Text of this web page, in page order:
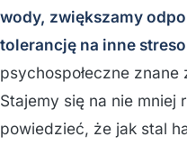
wody, zwiększamy
tolerancję na inne
psychospołeczne
Stajemy się na nie mniej
powiedzieć, że jak stal